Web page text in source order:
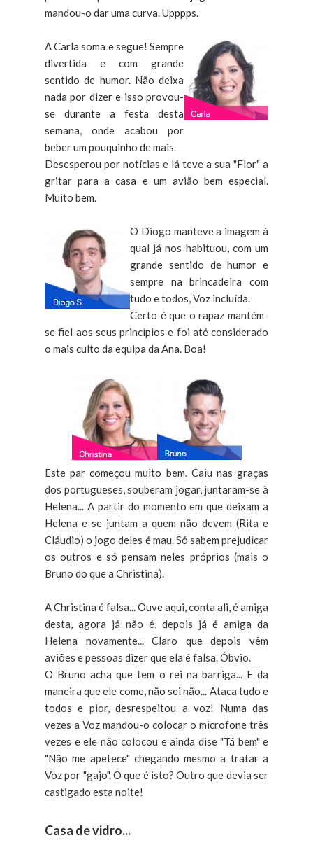
mandou-o dar uma curva. Upppps.
A Carla soma e segue! Sempre
divertida e com grande
sentido de humor. Não deixa
nada por dizer e isso provou-
se durante a festa desta
semana, onde acabou por
beber um pouquinho de mais.
Desesperou por notícias e lá teve a sua "Flor" a
gritar para a casa e um avião bem especial.
Muito bem.
O Diogo manteve a imagem à
qual já nos habituou, com um
grande sentido de humor e
sempre na brincadeira com
tudo e todos, Voz incluída.
Certo é que o rapaz mantém-
se fiel aos seus princípios e foi até considerado
o mais culto da equipa da Ana. Boa!
Este par começou muito bem. Caiu nas graças
dos portugueses, souberam jogar, juntaram-se à
Helena... A partir do momento em que deixam a
Helena e se juntam a quem não devem (Rita e
Cláudio) o jogo deles é mau. Só sabem prejudicar
os outros e só pensam neles próprios (mais o
Bruno do que a Christina).
A Christina é falsa... Ouve aqui, conta ali, é amiga
desta, agora já não é, depois já é amiga da
Helena novamente... Claro que depois vêm
aviões e pessoas dizer que ela é falsa. Óbvio.
O Bruno acha que tem o rei na barriga... E da
maneira que ele come, não sei não... Ataca tudo e
todos e pior, desrespeitou a voz! Numa das
vezes a Voz mandou-o colocar o microfone três
vezes e ele não colocou e ainda dise "Tá bem" e
"Não me apetece" chegando mesmo a tratar a
Voz por "gajo". O que é isto? Outro que devia ser
castigado esta noite!
Casa de vidro...